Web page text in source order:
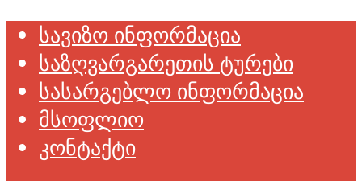
სავიზო ინფორმაცია
საზღვარგარეთის ტურები
სასარგებლო ინფორმაცია
მსოფლიო
კონტაქტი